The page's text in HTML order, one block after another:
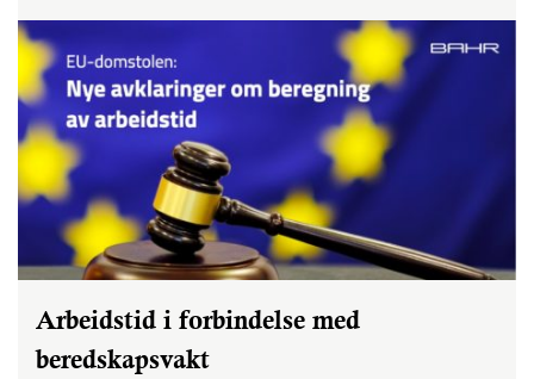
Arbeidstid i forbindelse med
beredskapsvakt